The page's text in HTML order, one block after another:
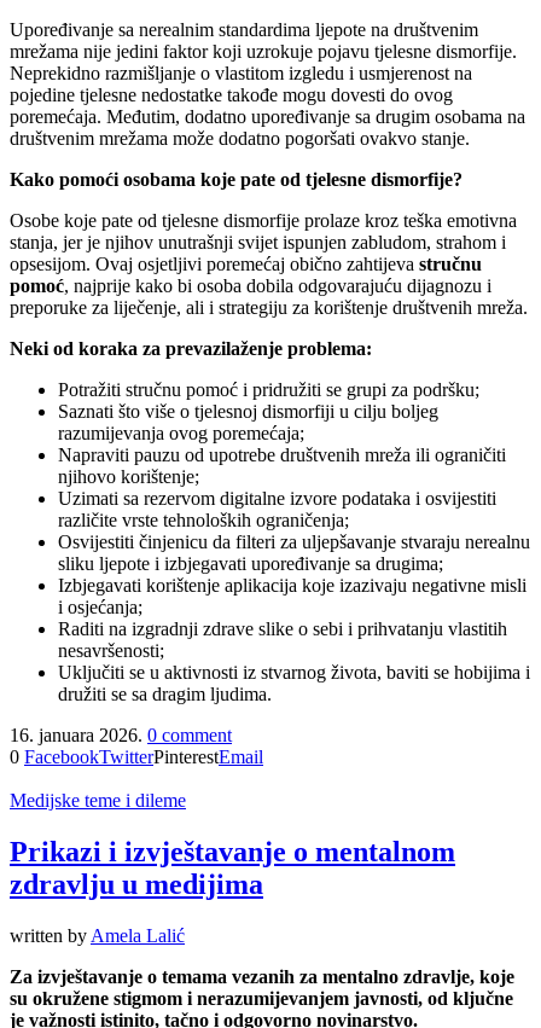
Upoređivanje sa nerealnim standardima ljepote na društvenim
mrežama nije jedini faktor koji uzrokuje pojavu tjelesne dismorfije.
Neprekidno razmišljanje o vlastitom izgledu i usmjerenost na
pojedine tjelesne nedostatke takođe mogu dovesti do ovog
poremećaja. Međutim, dodatno upoređivanje sa drugim osobama na
društvenim mrežama može dodatno pogoršati ovakvo stanje.
Kako pomoći osobama koje pate od tjelesne dismorfije?
Osobe koje pate od tjelesne dismorfije prolaze kroz teška emotivna
stanja, jer je njihov unutrašnji svijet ispunjen zabludom, strahom i
opsesijom. Ovaj osjetljivi poremećaj obično zahtijeva stručnu
pomoć, najprije kako bi osoba dobila odgovarajuću dijagnozu i
preporuke za liječenje, ali i strategiju za korištenje društvenih mreža.
Neki od koraka za prevazilaženje problema:
Potražiti stručnu pomoć i pridružiti se grupi za podršku;
Saznati što više o tjelesnoj dismorfiji u cilju boljeg
razumijevanja ovog poremećaja;
Napraviti pauzu od upotrebe društvenih mreža ili ograničiti
njihovo korištenje;
Uzimati sa rezervom digitalne izvore podataka i osvijestiti
različite vrste tehnoloških ograničenja;
Osvijestiti činjenicu da filteri za uljepšavanje stvaraju nerealnu
sliku ljepote i izbjegavati upoređivanje sa drugima;
Izbjegavati korištenje aplikacija koje izazivaju negativne misli
i osjećanja;
Raditi na izgradnji zdrave slike o sebi i prihvatanju vlastitih
nesavršenosti;
Uključiti se u aktivnosti iz stvarnog života, baviti se hobijima i
družiti se sa dragim ljudima.
16. januara 2026. 0 comment
0 FacebookTwitterPinterestEmail
Medijske teme i dileme
Prikazi i izvještavanje o mentalnom
zdravlju u medijima
written by Amela Lalić
Za izvještavanje o temama vezanih za mentalno zdravlje, koje
su okružene stigmom i nerazumijevanjem javnosti, od ključne
je važnosti istinito, tačno i odgovorno novinarstvo.